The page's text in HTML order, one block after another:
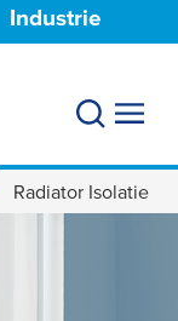
Industrie
Radiator Isolatie